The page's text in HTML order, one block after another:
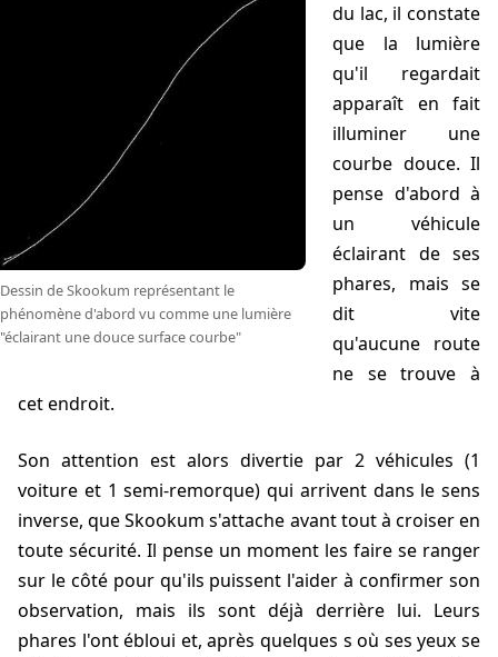
Dessin de Skookum représentant le
phénomène d'abord vu comme une lumière
"éclairant une douce surface courbe"
du lac, il constate
que la lumière
qu'il regardait
apparaît en fait
illuminer une
courbe douce. Il
pense d'abord à
un véhicule
éclairant de ses
phares, mais se
dit vite
qu'aucune route
ne se trouve à
cet endroit.
Son attention est alors divertie par 2 véhicules (1
voiture et 1 semi-remorque) qui arrivent dans le sens
inverse, que Skookum s'attache avant tout à croiser en
toute sécurité. Il pense un moment les faire se ranger
sur le côté pour qu'ils puissent l'aider à confirmer son
observation, mais ils sont déjà derrière lui. Leurs
phares l'ont ébloui et, après quelques s où ses yeux se